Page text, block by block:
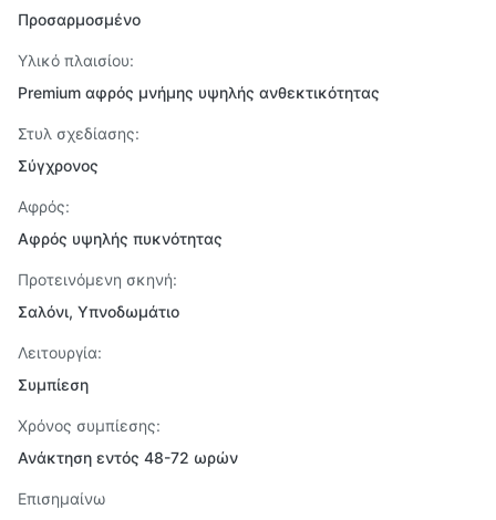
Προσαρμοσμένο
Υλικό πλαισίου:
Premium αφρός μνήμης υψηλής ανθεκτικότητας
Στυλ σχεδίασης:
Σύγχρονος
Αφρός:
Αφρός υψηλής πυκνότητας
Προτεινόμενη σκηνή:
Σαλόνι, Υπνοδωμάτιο
Λειτουργία:
Συμπίεση
Χρόνος συμπίεσης:
Ανάκτηση εντός 48-72 ωρών
Επισημαίνω